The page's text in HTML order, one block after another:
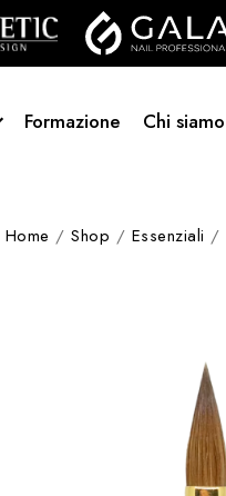
Formazione Chi siamo
Home /Shop / Essenziali /